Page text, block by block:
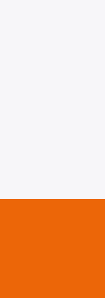
Serviços
da Legislação
de